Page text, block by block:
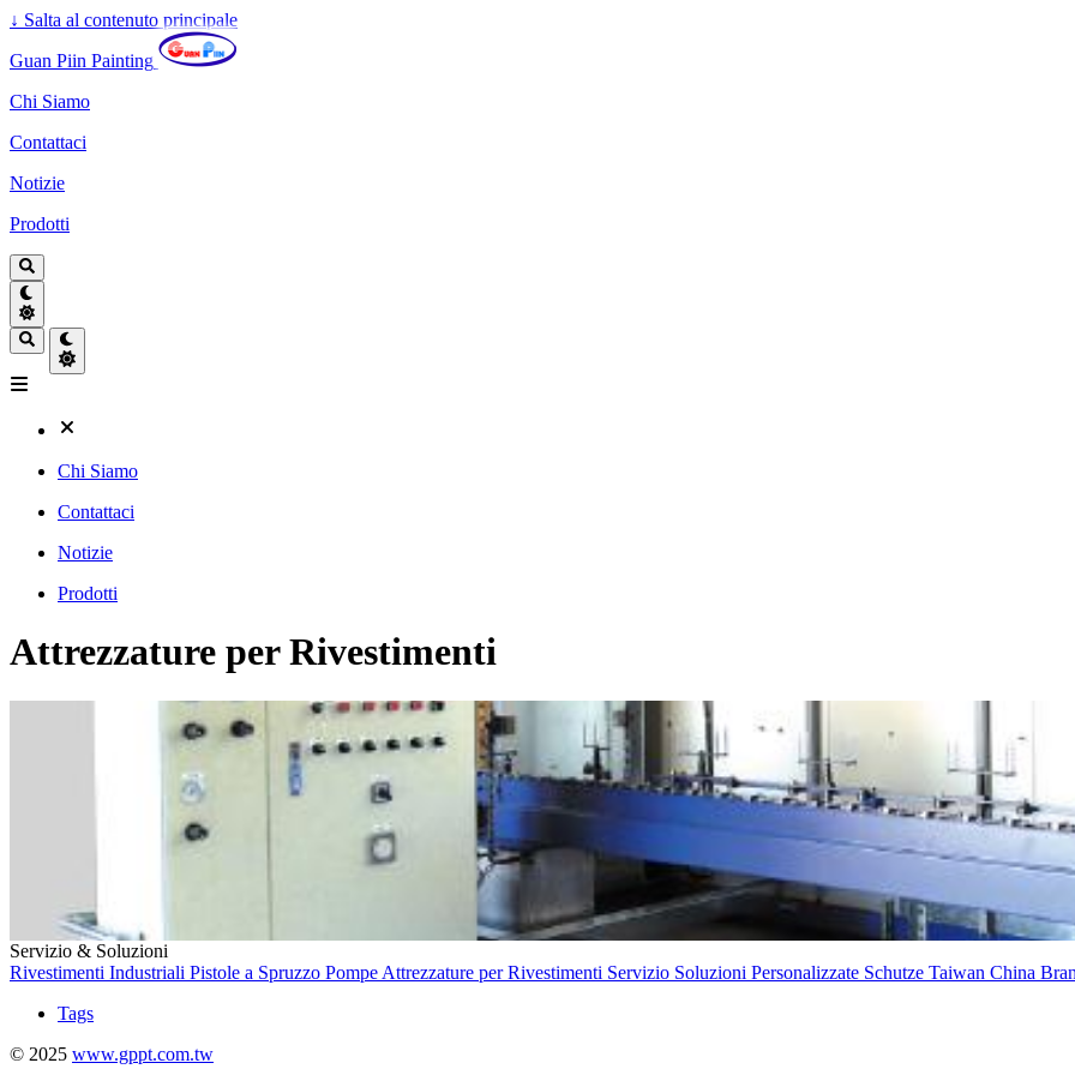
↓ Salta al contenuto principale
Guan Piin Painting
Chi Siamo
Contattaci
Notizie
Prodotti
Chi Siamo
Contattaci
Notizie
Prodotti
Attrezzature per Rivestimenti
Servizio & Soluzioni
Rivestimenti Industriali Pistole a Spruzzo Pompe Attrezzature per Rivestimenti Servizio Soluzioni Personalizzate Schutze Taiwan China
Tags
© 2025 www.gppt.com.tw